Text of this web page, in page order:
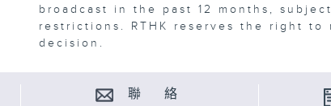
broadcast in the past 12 months,
restrictions. RTHK reserves the right to
decision.
聯 絡